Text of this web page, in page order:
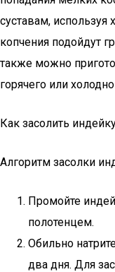
суставам,
копчения подойдут
также можно
горячего или
Как засолить
Алгоритм засолки
Промойте
полотенцем.
Обильно
два дня. Для